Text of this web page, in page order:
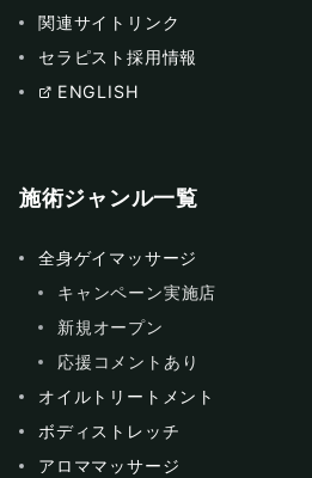
関連サイトリンク
セラピスト採用情報
ENGLISH
施術ジャンル一覧
全身ゲイマッサージ
キャンペーン実施店
新規オープン
応援コメントあり
オイルトリートメント
ボディストレッチ
アロママッサージ